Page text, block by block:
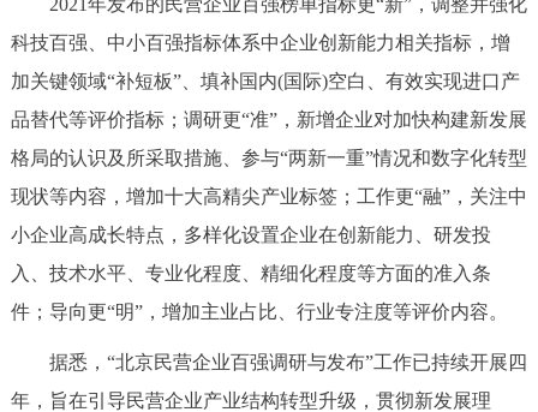
便民服务 利企服务 投资项目
中介服务 阳光政务
政民互动
12345网上接诉即办 我要咨询
参与调查 在线访谈 图说互动
2021年发布的民营企业百强榜单指标更“新”，调整并强化
科技百强、中小百强指标体系中企业创新能力相关指标，增
加关键领域“补短板”、填补国内(国际)空白、有效实现进口产
品替代等评价指标；调研更“准”，新增企业对加快构建新发展
格局的认识及所采取措施、参与“两新一重”情况和数字化转型
现状等内容，增加十大高精尖产业标签；工作更“融”，关注中
小企业高成长特点，多样化设置企业在创新能力、研发投
入、技术水平、专业化程度、精细化程度等方面的准入条
件；导向更“明”，增加主业占比、行业专注度等评价内容。
据悉，“北京民营企业百强调研与发布”工作已持续开展四
年，旨在引导民营企业产业结构转型升级，贯彻新发展理